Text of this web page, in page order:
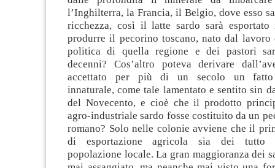
l’Inghilterra, la Francia, il Belgio, dove esso
ricchezza, così il latte sardo sarà esportato
produrre il pecorino toscano, nato dal lavoro
politica di quella regione e dei pastori
decenni? Cos’altro poteva derivare
accettato per più di un secolo un fatto
innaturale, come tale lamentato e sentito sin
del Novecento, e cioè che il prodotto
agro-industriale sardo fosse costituito da un
romano? Solo nelle colonie avviene che il
di esportazione agricola sia dei tutto
popolazione locale. La gran maggioranza dei